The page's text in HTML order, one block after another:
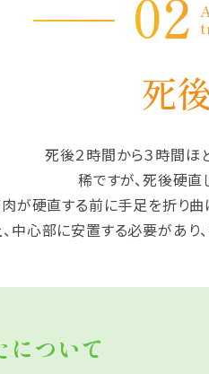
死
死後２時間から３時間ほ
稀ですが、死後硬直
肉が硬直する前に手足を折り曲
中心部に安置する必要があり
について